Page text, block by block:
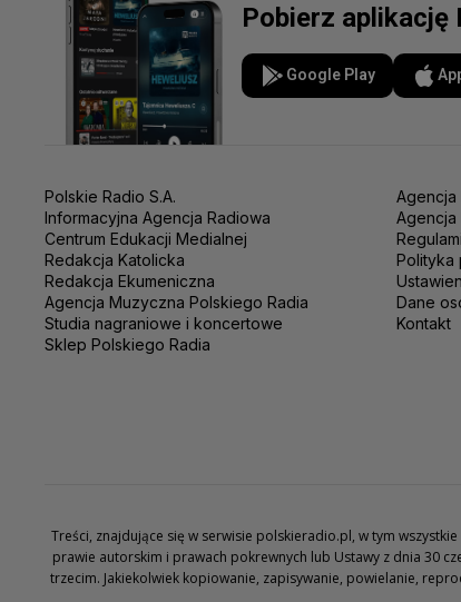
Pobierz aplikację
Google Play
Polskie Radio S.A.
Informacyjna Agencja Radiowa
Centrum Edukacji Medialnej
Redakcja Katolicka
Redakcja Ekumeniczna
Agencja Muzyczna Polskiego Radia
Studia nagraniowe i koncertowe
Sklep Polskiego Radia
Agencja
Agencja
Polityka
Dane
Kontakt
Treści, znajdujące się w serwisie polskieradio.pl, w tym
prawie autorskim i prawach pokrewnych lub Ustawy z dnia 30
trzecim. Jakiekolwiek kopiowanie, zapisywanie, powielanie,